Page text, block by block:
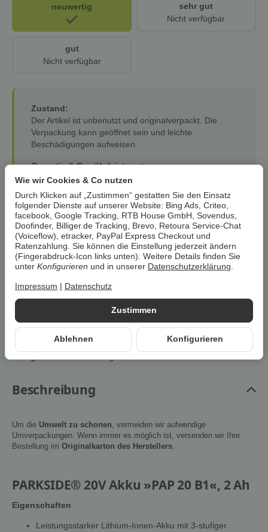
neuwertig
sehr gut
Nicht verfügbar
gut
Nicht verfügbar
Zustand:
Der Artikel ist unbenutzt und originalverpackt. Die
Verpackung kann geöffnet sein und leichte
Beschädigungen aufweisen.
Garantie & Gewährleistung:
Auf alle unsere Artikel erhalten Sie eine
den Kauf hinaus. Ihre gesetzlichen
Gewährleistungsrechte (24 Monate) bleiben hiervon
selbstverständlich unberührt.
Artikel zurzeit vergriffen
Benachrichtigen wenn verfügbar
Artikelnummer:
4052916676974Z1
100391931
Kategorie:Akkus & Ladegeräte
Beschreibung
Um die Umwelt zu schonen, vermeiden wir aufwendige
Umverpackungen. Wenn immer es möglich ist, versenden wir Ihre
Bestellung im Originalkarton des Herstellers.
PARKSIDE® 20V Akku »PAP 20 B1«, 2 Ah
Eigenschaften
Leistungsstarker Lithium-Ionen-Akku mit 3-stufiger
Zustimmen
Ablehnen Konfigurieren
Wie wir Cookies & Co nutzen
Durch Klicken auf „Zustimmen“ gestatten Sie den Einsatz
folgender Dienste auf unserer Website: Bing Ads, Criteo,
facebook, Google Tracking, RTB House GmbH, Sovendus,
Doofinder, Billiger.de Tracking, Brevo, Retoura Service-Chat
(Voiceflow), etracker, PayPal Express Checkout und
Ratenzahlung. Sie können die Einstellung jederzeit ändern
(Fingerabdruck-Icon links unten). Weitere Details finden Sie
unter Konfigurieren und in unserer Datenschutzerklärung
Impressum Datenschutz